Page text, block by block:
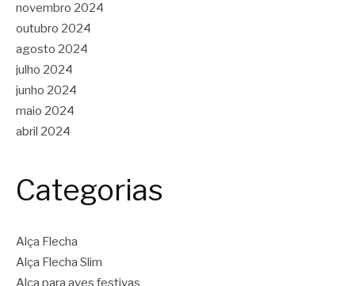
novembro 2024
outubro 2024
agosto 2024
julho 2024
junho 2024
maio 2024
abril 2024
Categorias
Alça Flecha
Alça Flecha Slim